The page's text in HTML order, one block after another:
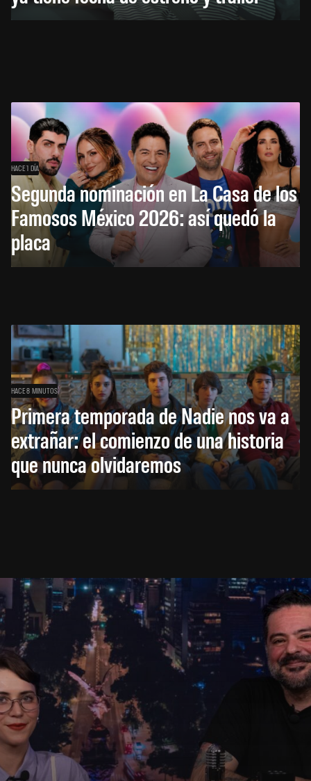
HACE 1 DÍA
Segunda nominación en La Casa de los
Famosos México 2026: así quedó la
placa
HACE 8 MINUTOS
Primera temporada de Nadie nos va a
extrañar: el comienzo de una historia
que nunca olvidaremos